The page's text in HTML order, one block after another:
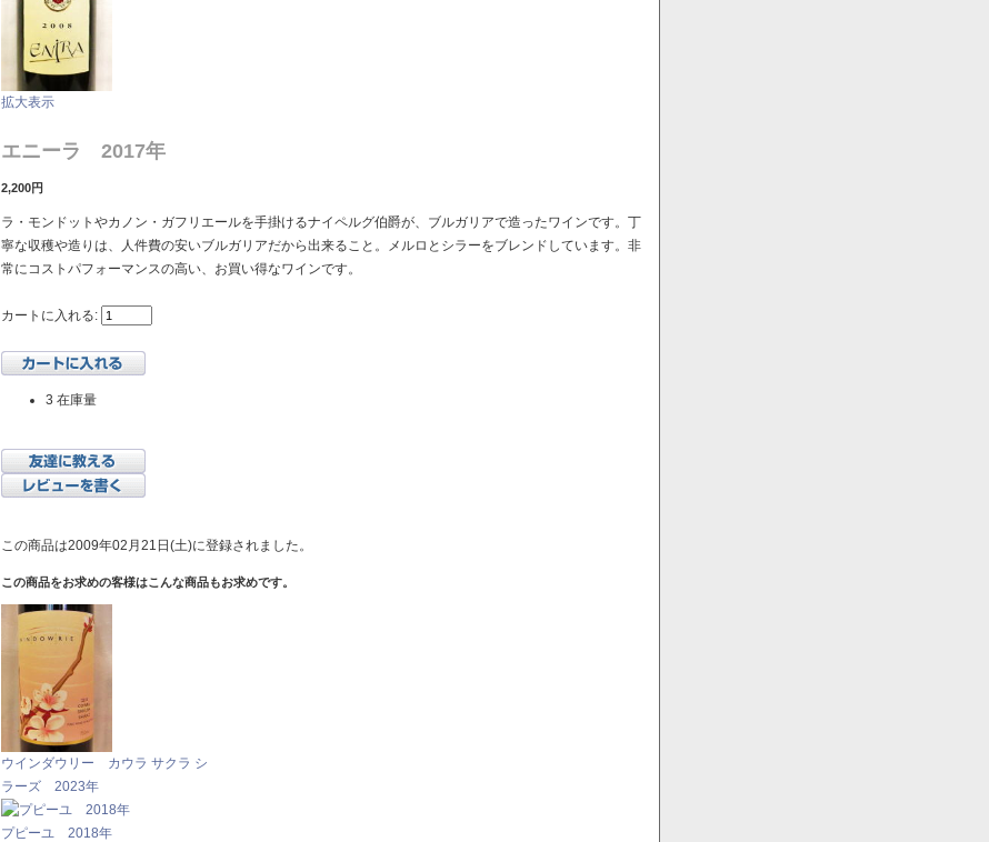
拡大表示
エニーラ 2017年
2,200円
ラ・モンドットやカノン・ガフリエールを手掛けるナイペルグ伯爵が、ブルガリアで造ったワインです。丁
寧な収穫や造りは、人件費の安いブルガリアだから出来ること。メルロとシラーをブレンドしています。非
常にコストパフォーマンスの高い、お買い得なワインです。
カートに入れる:
3 在庫量
この商品は2009年02月21日(土)に登録されました。
この商品をお求めの客様はこんな商品もお求めです。
ウインダウリー カウラ サクラ シ
ラーズ 2023年
プピーユ 2018年